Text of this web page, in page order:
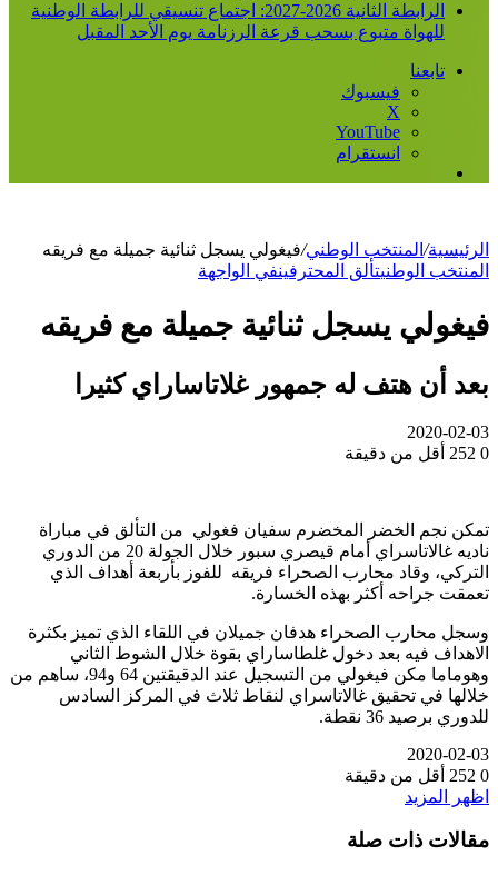
الرابطة الثانية 2026-2027: اجتماع تنسيقي للرابطة الوطنية
للهواة متبوع بسحب قرعة الرزنامة يوم الأحد المقبل
تابعنا
فيسبوك
‫X
‫YouTube
انستقرام
الرئيسية/ المنتخب الوطني/فيغولي يسجل ثنائية جميلة مع فريقه
المنتخب الوطنيتألق المحترفينفي الواجهة
فيغولي يسجل ثنائية جميلة مع فريقه
بعد أن هتف له جمهور غلاتاساراي كثيرا
2020-02-03
0
أقل من دقيقة
تمكن نجم الخضر المخضرم سفيان فغولي من التألق في مباراة
ناديه غالاتاسراي أمام قيصري سبور خلال الجولة 20 من الدوري
التركي، وقاد محارب الصحراء فريقه للفوز بأربعة أهداف الذي
تعمقت جراحه أكثر بهذه الخسارة.
وسجل محارب الصحراء هدفان جميلان في اللقاء الذي تميز بكثرة
الاهداف فيه بعد دخول غلطاساراي بقوة خلال الشوط الثاني
وهوماما مكن فيغولي من التسجيل عند الدقيقتين 64 و94، ساهم من
خلالها في تحقيق غالاتاسراي لنقاط ثلاث في المركز السادس
للدوري برصيد 36 نقطة.
2020-02-03
0
أقل من دقيقة
اظهر المزيد
مقالات ذات صلة